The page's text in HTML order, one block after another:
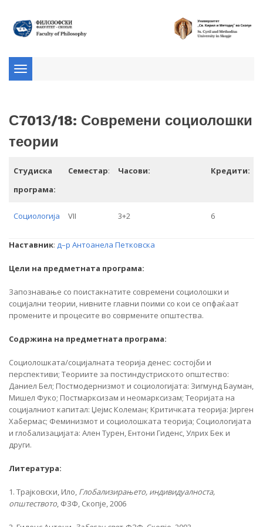
Toggle
navigation
С701З/18: Современи социолошки
теории
Студиска
програма:
Семестар: Часови: Кредити:
Социологија VII 3+2 6
Наставник: д–р Антоанела Петковска
Цели на предметната програма:
Запознавање со поистакнатите современи социолошки и
социјални теории, нивните главни поими со кои се опфаќаат
промените и процесите во соврмените општества.
Содржина на предметната програма:
Социолошката/социјалната теорија денес: состојби и
перспективи; Теориите за постиндустриското општество:
Даниел Бел; Постмодернизмот и социологијата: Зигмунд Бауман,
Мишел Фуко; Постмарксизам и неомарксизам; Теоријата на
социјалниот капитал: Џејмс Колеман; Критичката теорија: Јирген
Хабермас; Феминизмот и социолошката теорија; Социологијата
и глобализацијата: Ален Турен, Ентони Гиденс, Улрих Бек и
други.
Литература:
1. Трајковски, Ило, Глобализирањето, индивидуалноста,
општеството, ФЗФ, Скопје, 2006